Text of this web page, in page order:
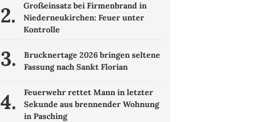
2.
Großeinsatz bei Firmenbrand in
Niederneukirchen: Feuer unter
Kontrolle
3.
Brucknertage 2026 bringen seltene
Fassung nach Sankt Florian
4.
Feuerwehr rettet Mann in letzter
Sekunde aus brennender Wohnung
in Pasching